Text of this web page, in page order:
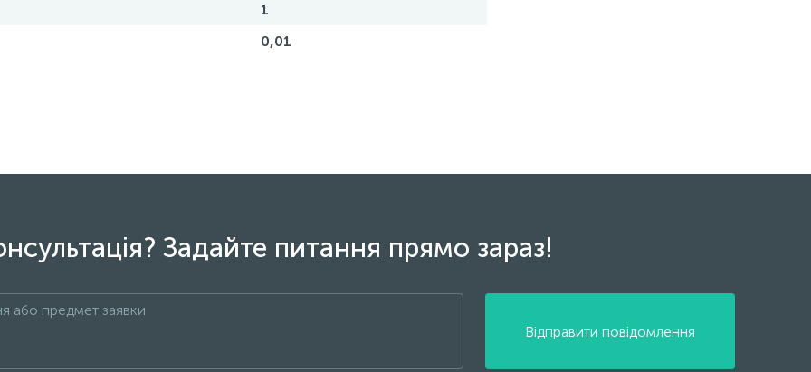
1
0,01
Задайте питання прямо зараз!
Відправити повідомлення